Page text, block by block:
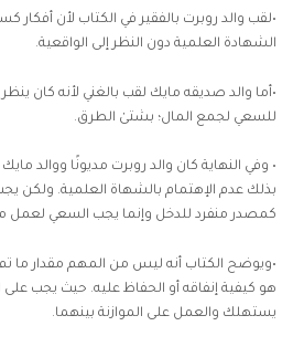
•لقب والد روبرت بالفقير في الكتاب لأن
الشهادة العلمية دون النظر إلى الواقعية.
•أما والد صديقه مايك لقب بالغني لأنه كان
للسعي لجمع المال؛ بشتىٰ الطرق.
• وفي النهاية كان والد روبرت مديونًا ووالد
بذلك عدم الإهتمام بالشهاة العلمية. ولكن
كمصدر منفرد للدخل وإنما يجب السعي لعمل
•ويوضح الكتاب أنه ليس من المهم مقدار ما
هو كيفية إنفاقه أو الحفاظ عليه. حيث يجب على
يستهلك والعمل على الموازنة بينهما.